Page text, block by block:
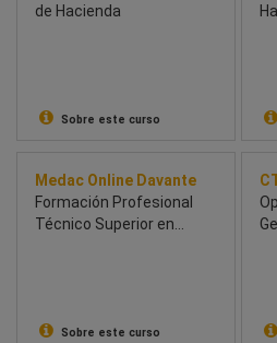
de Hacienda
Sobre este curso
Medac Online Davante
Formación Profesional
Técnico Superior en
Sobre este curso